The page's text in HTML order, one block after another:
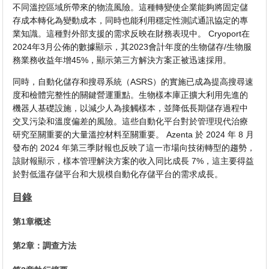
不同溫控區域所帶來的物流風險。這種轉變使企業能夠將固定儲
存成本轉化為變動成本，同時也能利用穩定性測試通訊協定的專
業知識。這種對外部支援的需求反映在財務表現中。 Cryoport在
2024年3月公佈的數據顯示，其2023會計年度的生物儲存/生物服
務業務收益年增45%，顯示第三方解決方案正被迅速採用。
同時，自動化儲存和搜尋系統（ASRS）的實施已成為提高搜尋速
度和檢體完整性的關鍵營運重點。生物樣本庫正擴大利用先進的
機器人基礎設施，以減少人為接觸樣本，並降低長期儲存過程中
交叉污染和溫度偏差的風險。這些自動化平台對於管理現代治療
研究至關重要的大量溫控材料至關重要。 Azenta 於 2024 年 8 月
發布的 2024 年第三季財報也反映了這一市場向技術轉型的趨勢，
該財報顯示，樣本管理解決方案的收入同比成長 7%，這主要得益
於對低溫存儲平台和大規模自動化存儲平台的需求成長。
目錄
第1章概述
第2章：調查方法